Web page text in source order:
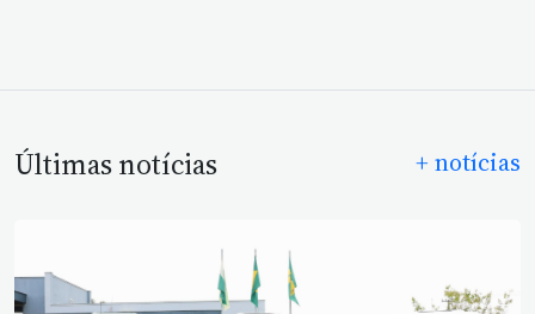
Últimas notícias + notícias